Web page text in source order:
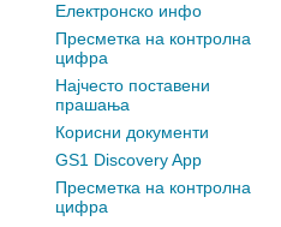
Електронско инфо
Пресметка на контролна
цифра
Најчесто поставени
прашања
Корисни документи
GS1 Discovery App
Пресметка на контролна
цифра